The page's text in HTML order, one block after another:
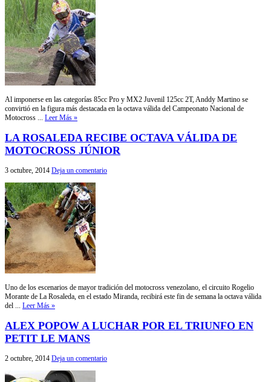
Al imponerse en las categorías 85cc Pro y MX2 Juvenil 125cc 2T, Anddy Martino se
convirtió en la figura más destacada en la octava válida del Campeonato Nacional de
Motocross ... Leer Más »
LA ROSALEDA RECIBE OCTAVA VÁLIDA DE
MOTOCROSS JÚNIOR
3 octubre, 2014 Deja un comentario
Uno de los escenarios de mayor tradición del motocross venezolano, el circuito Rogelio
Morante de La Rosaleda, en el estado Miranda, recibirá este fin de semana la octava válida
del ... Leer Más »
ALEX POPOW A LUCHAR POR EL TRIUNFO EN
PETIT LE MANS
2 octubre, 2014 Deja un comentario